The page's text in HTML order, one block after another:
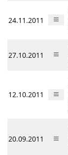
24.11.2011
27.10.2011
12.10.2011
20.09.2011